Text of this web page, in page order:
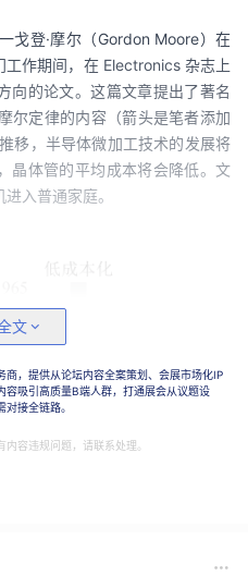
戈登·摩尔（Gordon Moore）在
工作期间，在 Electronics 杂志上
向的论文。这篇文章提出了著名
尔定律的内容（箭头是笔者添加
移，半导体微加工技术的发展将
晶体管的平均成本将会降低。文
入普通家庭。
文
，提供从论坛内容全案策划、会展市场化IP
容吸引高质量B端人群，打通展会从议题设
接全链路。
容违规问题，请联系处理。